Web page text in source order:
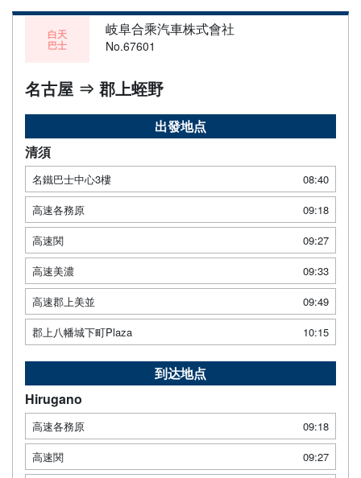
白天
巴士
岐阜合乘汽車株式會社
No.67601
名古屋 ⇒ 郡上蛭野
出發地点
清須
名鐵巴士中心3樓
08:40
高速各務原
09:18
高速関
09:27
高速美濃
09:33
高速郡上美並
09:49
郡上八幡城下町Plaza
10:15
到达地点
Hirugano
高速各務原
09:18
高速関
09:27